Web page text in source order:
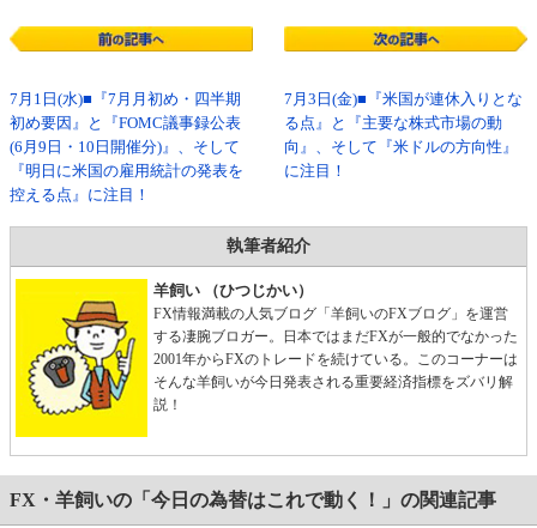
7月1日(水)■『7月月初め・四半期
初め要因』と『FOMC議事録公表
(6月9日・10日開催分)』、そして
『明日に米国の雇用統計の発表を
控える点』に注目！
7月3日(金)■『米国が連休入りとな
る点』と『主要な株式市場の動
向』、そして『米ドルの方向性』
に注目！
執筆者紹介
羊飼い （ひつじかい）
FX情報満載の人気ブログ「羊飼いのFXブログ」を運営
する凄腕ブロガー。日本ではまだFXが一般的でなかった
2001年からFXのトレードを続けている。このコーナーは
そんな羊飼いが今日発表される重要経済指標をズバリ解
説！
FX・羊飼いの「今日の為替はこれで動く！」の関連記事